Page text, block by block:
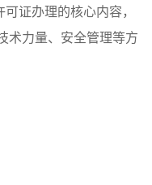
证办理的核心内容，
术力量、安全管理等方